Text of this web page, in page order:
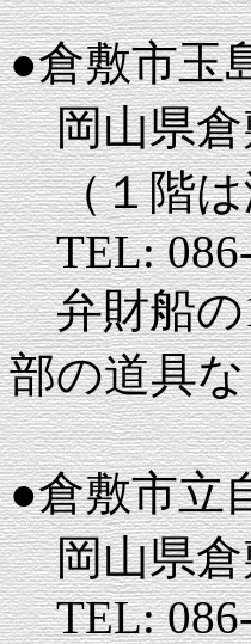
●倉敷市玉
岡山県倉
（１階は
TEL: 086-
弁財船の
部の道具
●倉敷市立
岡山県倉
TEL: 086-